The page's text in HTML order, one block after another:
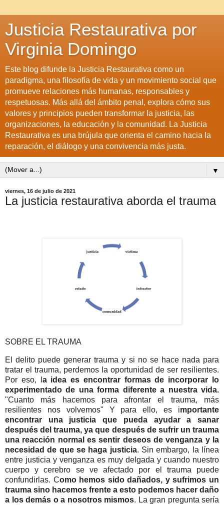
Justicia Restaurativa por
Virginia Domingo
Este blog difunde la Justicia Restaurativa como un
paradigma, una filosofía de vida y un movimiento social que
promueve relaciones más humanas, responsables y
respetuosas. Más allá del ámbito penal, explora cómo sus
valores y principios pueden transformar la justicia, las
organizaciones, la educación y la comunidad. La Justicia
Restaurativa es una brújula que orienta el camino hacia la
reparación, el diálogo y una convivencia más justa.
▼
viernes, 16 de julio de 2021
La justicia restaurativa aborda el trauma
SOBRE EL TRAUMA
El delito puede generar trauma y si no se hace nada para
tratar el trauma, perdemos la oportunidad de ser resilientes.
Por eso, l a idea es encontrar formas de incorporar lo
experimentado de una forma diferente a nuestra vida.
"Cuanto más hacemos para afrontar el trauma, más
resilientes nos volvemos" Y para ello, es importante
encontrar una justicia que pueda ayudar a sanar
después del trauma, ya que después de sufrir un trauma
una reacción normal es sentir deseos de venganza y la
necesidad de que se haga justicia. Sin embargo, la línea
entre justicia y venganza es muy delgada y cuando nuestro
cuerpo y cerebro se ve afectado por el trauma puede
confundirlas. Como hemos sido dañados, y sufrimos un
trauma sino hacemos frente a esto podemos hacer daño
a los demás o a nosotros mismos. La gran pregunta sería